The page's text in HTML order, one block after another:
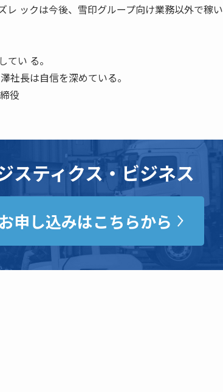
ックは今後、雪印グループ向け業務以外で稼い
てい る。
社長は自信を深めている。
役
スティクス・ビジネス
申し込みはこちらから